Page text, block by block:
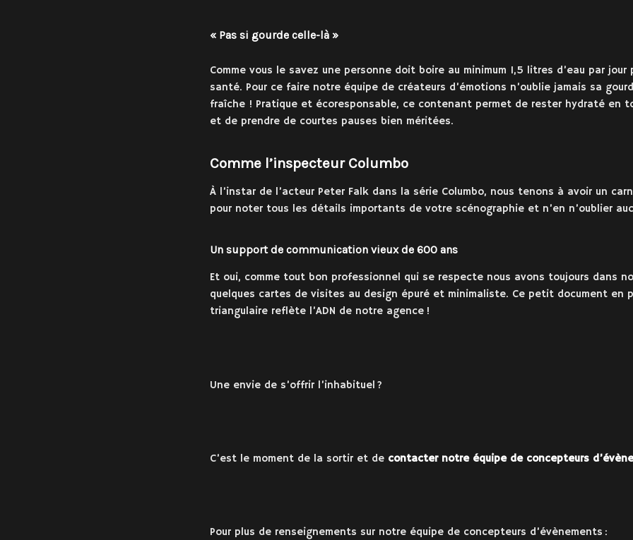
« Pas si gourde celle-là »
Comme vous le savez une personne doit boire au minimum 1,5 litres d’eau par
santé. Pour ce faire notre équipe de créateurs d’émotions n’oublie jamais sa
fraîche ! Pratique et écoresponsable, ce contenant permet de rester hydraté en
et de prendre de courtes pauses bien méritées.
Comme l’inspecteur Columbo
À l’instar de l’acteur Peter Falk dans la série Columbo, nous tenons à avoir un
pour noter tous les détails importants de votre scénographie et n’en n’oublier
Un support de communication vieux de 600 ans
Et oui, comme tout bon professionnel qui se respecte nous avons toujours dans
quelques cartes de visites au design épuré et minimaliste. Ce petit document en
triangulaire reflète l’ADN de notre agence !
Une envie de s’offrir l’inhabituel ?
C’est le moment de la sortir et de contacter notre équipe de concepteurs
Pour plus de renseignements sur notre équipe de concepteurs d’évènements :